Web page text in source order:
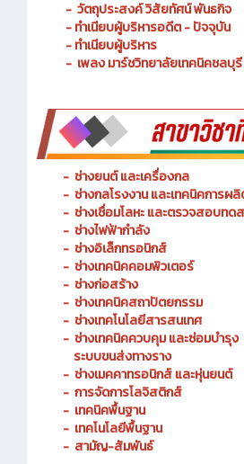
- ประวัติความเป็นมา
- วัตถุประสงค์ วิสัยทัศน์ พันธกิจ
- ทำเนียบผู้บริหารอดีต - ปัจจุบัน
- ทำเนียบผู้บริหาร
- ช่างยนต์ และเครื่องกล
- ช่างกลโรงงาน และเทคนิคการผ
- ช่างเชื่อมโลหะ และตรวจสอบทดส
- ช่างไฟฟ้ากำลัง
- ช่างอิเล็กทรอนิกส์
- ช่างเทคนิคคอมพิวเตอร์
- ช่างก่อสร้าง
- ช่างเทคนิคสถาปัตยกรรม
- ช่างเทคโนโลยีสารสนเทศ
ช่างเทคนิคควบคุม และซ่อมบำรุง
ระบบขนส่งทางราง
- ช่างเมคคาทรอนิกส์ และหุ่นยนต์
- การจัดการโลจิสติกส์
- เทคนิคพื้นฐาน
- เทคโนโลยีพื้นฐาน